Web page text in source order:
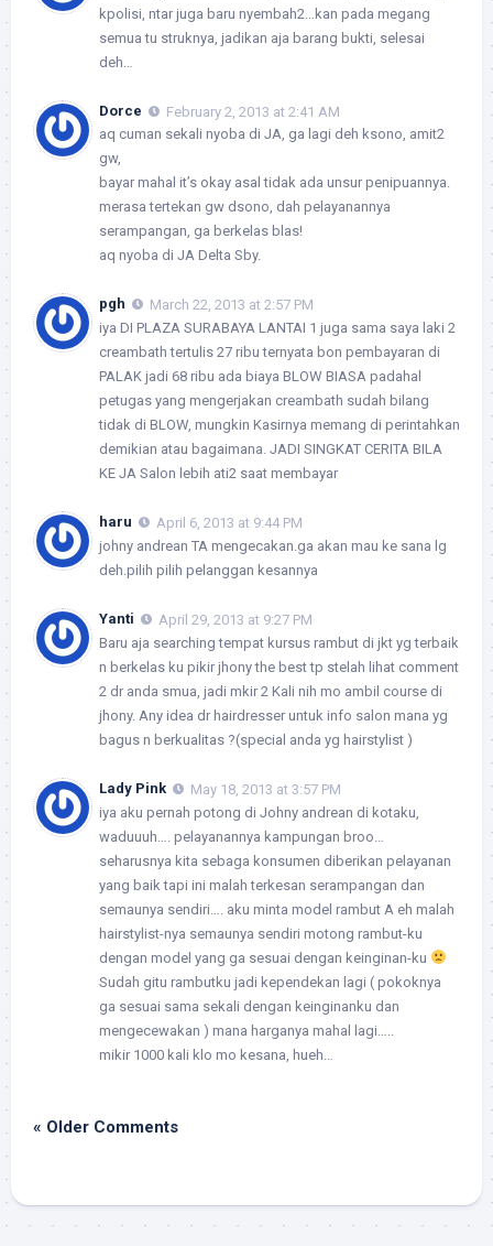
kpolisi, ntar juga baru nyembah2…kan pada megang
semua tu struknya, jadikan aja barang bukti, selesai
deh…
Dorce
February 2, 2013 at 2:41 AM
aq cuman sekali nyoba di JA, ga lagi deh ksono, amit2
gw,
bayar mahal it’s okay asal tidak ada unsur penipuannya.
merasa tertekan gw dsono, dah pelayanannya
serampangan, ga berkelas blas!
aq nyoba di JA Delta Sby.
pgh
March 22, 2013 at 2:57 PM
iya DI PLAZA SURABAYA LANTAI 1 juga sama saya laki 2
creambath tertulis 27 ribu ternyata bon pembayaran di
PALAK jadi 68 ribu ada biaya BLOW BIASA padahal
petugas yang mengerjakan creambath sudah bilang
tidak di BLOW, mungkin Kasirnya memang di perintahkan
demikian atau bagaimana. JADI SINGKAT CERITA BILA
KE JA Salon lebih ati2 saat membayar
haru
April 6, 2013 at 9:44 PM
johny andrean TA mengecakan.ga akan mau ke sana lg
deh.pilih pilih pelanggan kesannya
Yanti
April 29, 2013 at 9:27 PM
Baru aja searching tempat kursus rambut di jkt yg terbaik
n berkelas ku pikir jhony the best tp stelah lihat comment
2 dr anda smua, jadi mkir 2 Kali nih mo ambil course di
jhony. Any idea dr hairdresser untuk info salon mana yg
bagus n berkualitas ?(special anda yg hairstylist )
Lady Pink
May 18, 2013 at 3:57 PM
iya aku pernah potong di Johny andrean di kotaku,
waduuuh…. pelayanannya kampungan broo…
seharusnya kita sebaga konsumen diberikan pelayanan
yang baik tapi ini malah terkesan serampangan dan
semaunya sendiri…. aku minta model rambut A eh malah
hairstylist-nya semaunya sendiri motong rambut-ku
dengan model yang ga sesuai dengan keinginan-ku
Sudah gitu rambutku jadi kependekan lagi ( pokoknya
ga sesuai sama sekali dengan keinginanku dan
mengecewakan ) mana harganya mahal lagi…..
mikir 1000 kali klo mo kesana, hueh…
« Older Comments